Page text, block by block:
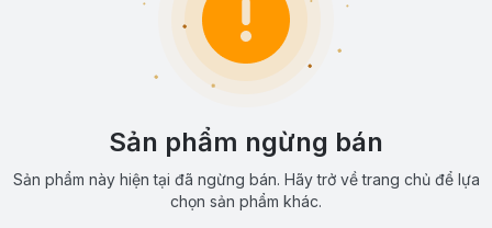
Sản phẩm ngừng bán
Sản phẩm này hiện tại đã ngừng bán. Hãy trở về trang chủ để lựa
chọn sản phẩm khác.